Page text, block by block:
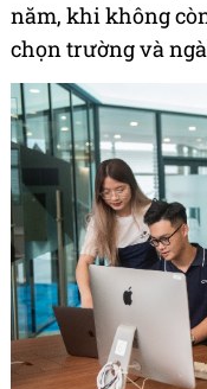
năm, khi không
chọn trường và